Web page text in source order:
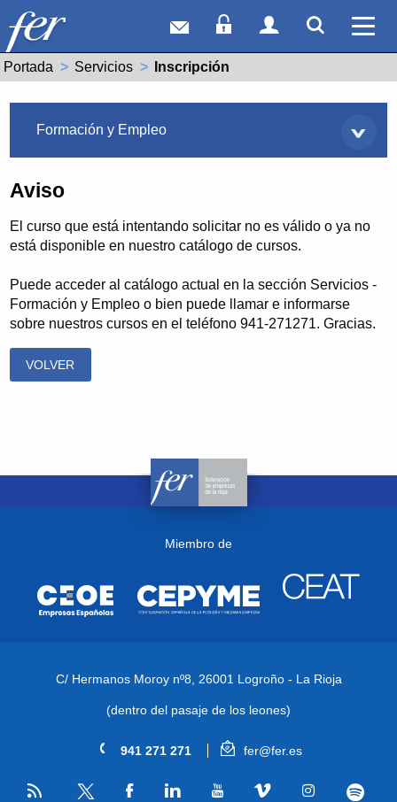
Correo webAcceso Socios
Acceso
Portada Servicios Actual:
Inscripción
Formación y Empleo
Aviso
El curso que está intentando solicitar no es válido o ya no
está disponible en nuestro catálogo de cursos.
Puede acceder al catálogo actual en la sección Servicios -
Formación y Empleo o bien puede llamar e informarse
sobre nuestros cursos en el teléfono 941-271271. Gracias.
VOLVER
Miembro de
C/ Hermanos Moroy nº8, 26001 Logroño - La Rioja
(dentro del pasaje de los leones)
941 271 271 fer@fer.es
RSS